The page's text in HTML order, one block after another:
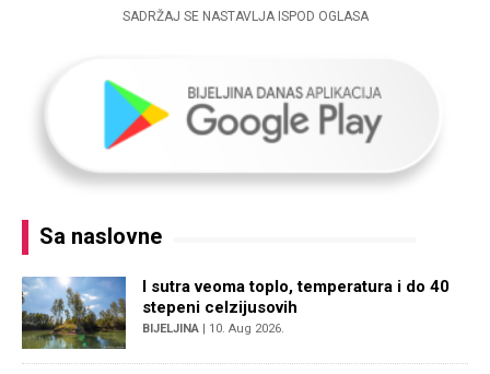
SADRŽAJ SE NASTAVLJA ISPOD OGLASA
Sa naslovne
I sutra veoma toplo, temperatura i do 40
stepeni celzijusovih
BIJELJINA | 10. Aug 2026.